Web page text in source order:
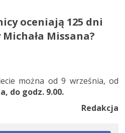
oceniają 125 dni
Missana?
można od 9 września, od
do godz. 9.00.
Redakcja